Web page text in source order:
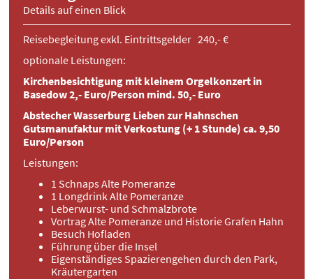
Details auf einen Blick
Reisebegleitung exkl. Eintrittsgelder 240,- €
optionale Leistungen:
Kirchenbesichtigung mit kleinem Orgelkonzert in
Basedow 2,- Euro/Person mind. 50,- Euro
Abstecher Wasserburg Lieben zur Hahnschen
Gutsmanufaktur mit Verkostung (+ 1 Stunde) ca. 9,50
Euro/Person
Leistungen:
1 Schnaps Alte Pomeranze
1 Longdrink Alte Pomeranze
Leberwurst- und Schmalzbrote
Vortrag Alte Pomeranze und Historie Grafen Hahn
Besuch Hofladen
Führung über die Insel
Eigenständiges Spazierengehen durch den Park,
Kräutergarten